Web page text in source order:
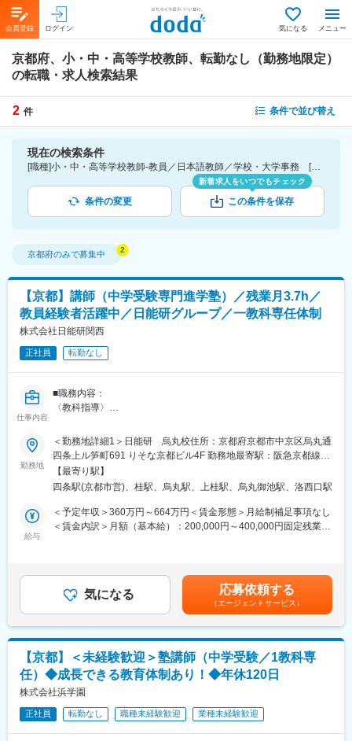
会員登録 ログイン 気になる メニュー
京都府、小・中・高等学校教師、転勤なし（勤務地限定）
の転職・求人検索結果
2 件 条件で並び替え
現在の検索条件
[職種]小・中・高等学校教師-教員／日本語教師／学校・大学事務 [勤務地]京都府 [こだわり条件ピックアップ]転勤なし（勤務地限定） [詳細条件](募集・採用情報)転勤なし（勤務地限定）
条件の変更
新着求人をいつでもチェック
この条件を保存
京都府のみで募集中
【京都】講師（中学受験専門進学塾）／残業月3.7h／
教員経験者活躍中／日能研グループ／一教科専任体制
株式会社日能研関西
正社員 転勤なし
仕事内容
■職務内容：
〈教科指導〉
を担当します。1クラス25～30名程度の集団指導になります。生
徒たちの学力向上と志望校合格のために、「理解できる授業」を
心がけながら最大限のサポートを行います。
※同社は1教科専任制となっているため、担当科目の理解や分析に
長く時間を費やすことができ、より速い速度で指導のプロを目指
すことができます。
〈保護者対応〉
新規にお申込みいただいた保護者様に対する営業も含みます。
※お問い合わせいただいたお客様に対する反響営業のため、指導に
・教室長としてマネジメントに携わる
・教材開発や講師の業務開発を手掛ける
・専門教科のプロフェッショナルとして特別授業を担う など
■モデル年収：
年収570万円 ／ 34歳 経験4年 ／経験者（月給31万円+各種手当
+賞与年2回）
勤務地
＜勤務地詳細1＞日能研 烏丸校住所：京都府京都市中京区烏丸通
四条上ル笋町691 りそな京都ビル4F 勤務地最寄駅：阪急京都線／
阪急烏丸駅受動喫煙対策：屋内全面禁煙＜勤務地詳細2＞日能研
桂校住所：京都府京都市西京区川島有栖川町53 桂駅西口シンビル
全面禁煙変更の範囲：会社の定める事業所
【最寄り駅】
四条駅(京都市営)、桂駅、烏丸駅、上桂駅、烏丸御池駅、洛西口駅
給与
＜予定年収＞360万円～664万円＜賃金形態＞月給制補足事項なし
＜賃金内訳＞月額（基本給）：200,000円～400,000円固定残業手
は、前職給与とポテンシャルを考慮■昇給：年1回・4月（総合職
6,000~8,000円）■賞与：年2回（6月、12月）※2024年実績平均
4.8ヶ月賃金はあくまでも目安の金額であり、選考を通じて上下す
る可能性があります。月給(月額)は固定手当を含めた表記です。
気になる 応募依頼する
（エージェントサービス）
【京都】＜未経験歓迎＞塾講師（中学受験／1教科専
任）◆成長できる教育体制あり！◆年休120日
株式会社浜学園
正社員 転勤なし 職種未経験歓迎 業種未経験歓迎